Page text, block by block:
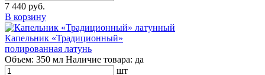
7 440 руб.
В корзину
Капельник «Традиционный»
полированная латунь
Объем: 350 мл Наличие товара: да
шт